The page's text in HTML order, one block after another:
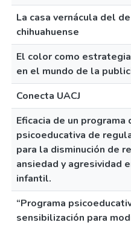
La casa vernácula del
chihuahuense
El color como
en el mundo de la
Conecta UACJ
Eficacia de un programa
psicoeducativa de
para la disminución de
ansiedad y agresividad
infantil.
“Programa
sensibilización para